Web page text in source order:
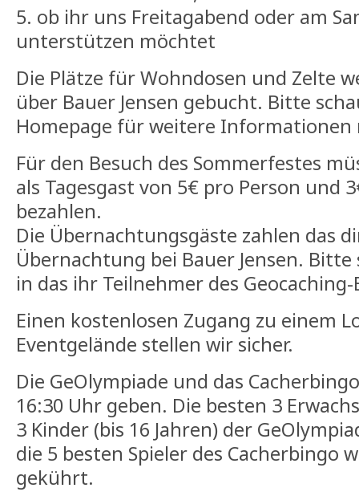
5. ob ihr uns Freitagabend oder am
unterstützen möchtet
Die Plätze für Wohndosen und Zelte
über Bauer Jensen gebucht. Bitte
Homepage für weitere Informationen
Für den Besuch des Sommerfestes
als Tagesgast von 5€ pro Person und
bezahlen.
Die Übernachtungsgäste zahlen das
Übernachtung bei Bauer Jensen.
in das ihr Teilnehmer des
Einen kostenlosen Zugang zu einem
Eventgelände stellen wir sicher.
Die GeOlympiade und das
16:30 Uhr geben. Die besten 3
3 Kinder (bis 16 Jahren) der
die 5 besten Spieler des Cacherbingo
gekührt.